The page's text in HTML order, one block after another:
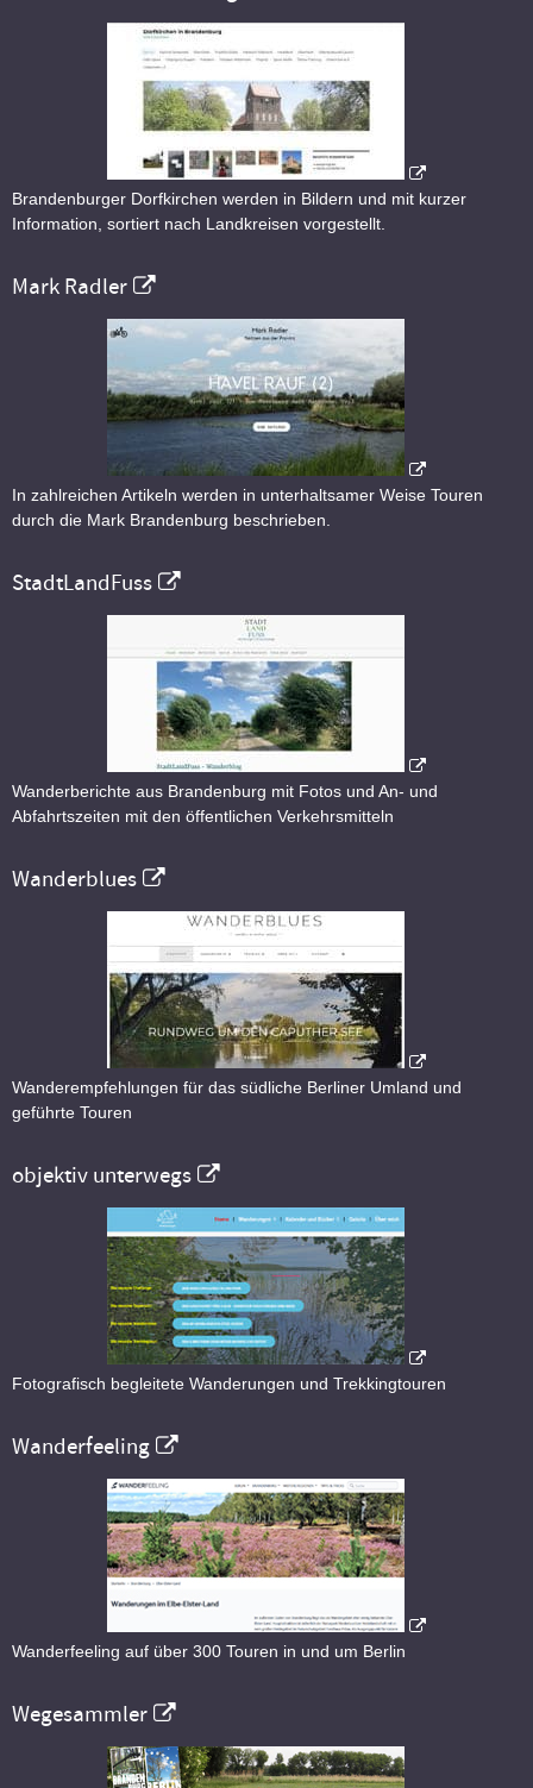
Brandenburger Dorfkirchen werden in Bildern und mit kurzer
Information, sortiert nach Landkreisen vorgestellt.
Mark Radler
In zahlreichen Artikeln werden in unterhaltsamer Weise Touren
durch die Mark Brandenburg beschrieben.
StadtLandFuss
Wanderberichte aus Brandenburg mit Fotos und An- und
Abfahrtszeiten mit den öffentlichen Verkehrsmitteln
Wanderblues
Wanderempfehlungen für das südliche Berliner Umland und
geführte Touren
objektiv unterwegs
Fotografisch begleitete Wanderungen und Trekkingtouren
Wanderfeeling
Wanderfeeling auf über 300 Touren in und um Berlin
Wegesammler